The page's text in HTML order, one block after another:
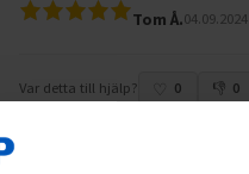
Tom Å.04.09.2024
Var detta till hjälp? 0 0